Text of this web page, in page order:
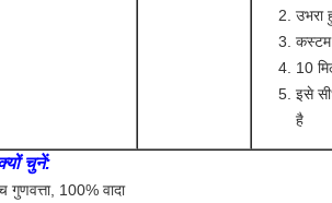
उभरा
कस्टम
10
इसे
है
चुनें:
गुणवत्ता, 100% वादा